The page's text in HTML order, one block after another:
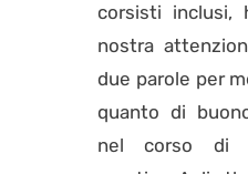
corsisti inclusi,
nostra
due parole per
quanto di
nel corso di